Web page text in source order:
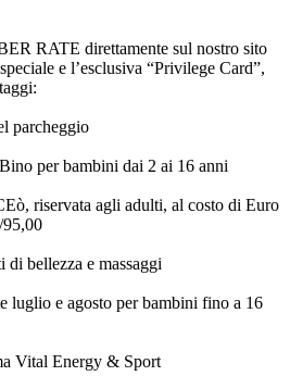
RATE direttamente sul nostro sito
e l’esclusiva “Privilege Card”,
parcheggio
per bambini dai 2 ai 16 anni
riservata agli adulti, al costo di Euro
di bellezza e massaggi
luglio e agosto per bambini fino a 16
Vital Energy & Sport